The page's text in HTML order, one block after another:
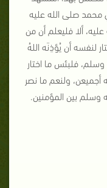
محمد صلى الله عليه
ألا فليعلم أن من
لنفسه أن يُؤذِنَه اللهُ
وسلم، فلبئس ما اختار
ولنعم ما نصر
وسلم بين المؤمنين.